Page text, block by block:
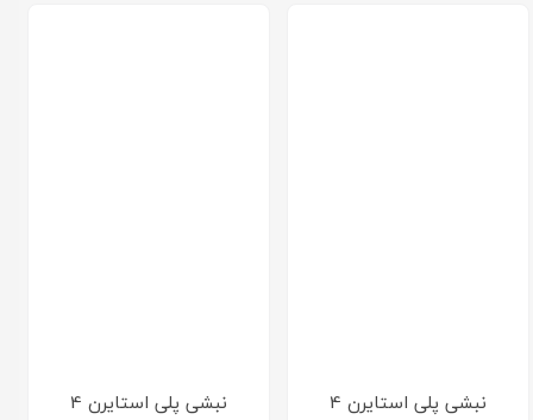
نبشی پلی استایرن 4
نبشی پلی استایرن 4